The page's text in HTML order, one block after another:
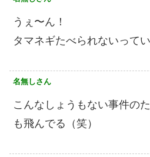
うぇ〜ん！
タマネギたべられないって
名無しさん
こんなしょうもない事件の
も飛んでる（笑）